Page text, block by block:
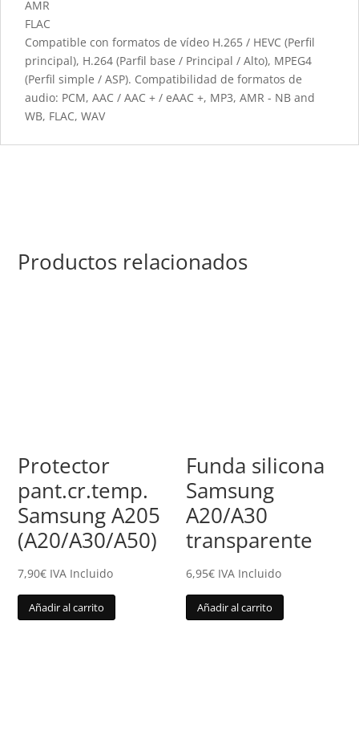
AMR
FLAC
Compatible con formatos de vídeo H.265 / HEVC (Perfil
principal), H.264 (Parfil base / Principal / Alto), MPEG4
(Perfil simple / ASP). Compatibilidad de formatos de
audio: PCM, AAC / AAC + / eAAC +, MP3, AMR - NB and
WB, FLAC, WAV
Productos relacionados
Protector
pant.cr.temp.
Samsung A205
(A20/A30/A50)
7,90€ IVA Incluido
Añadir al carrito
Funda silicona
Samsung
A20/A30
transparente
6,95€ IVA Incluido
Añadir al carrito